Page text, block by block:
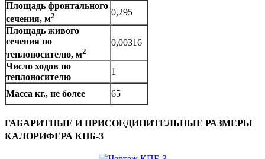
Площадь фронтального
сечения, м2
0,295
Площадь живого
сечения по
теплоносителю, м2
0,00316
Число ходов по
теплоносителю
1
Масса кг., не более 65
ГАБАРИТНЫЕ И ПРИСОЕДИНИТЕЛЬНЫЕ РАЗМЕРЫ
КАЛОРИФЕРА КПБ-3